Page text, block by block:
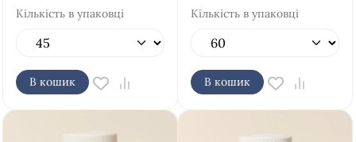
Кількість в упаковці
В кошик
Кількість в упаковці
В кошик